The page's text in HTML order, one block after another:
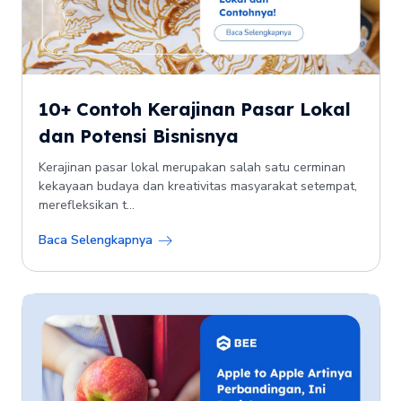
10+ Contoh Kerajinan Pasar Lokal
dan Potensi Bisnisnya
Kerajinan pasar lokal merupakan salah satu cerminan
kekayaan budaya dan kreativitas masyarakat setempat,
merefleksikan t...
Baca Selengkapnya